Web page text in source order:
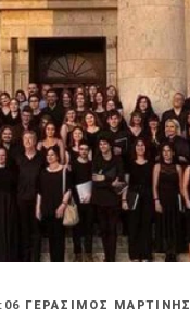
ΓΕΡΑΣΙΜΟΣ ΜΑΡΤΙΝΗΣ